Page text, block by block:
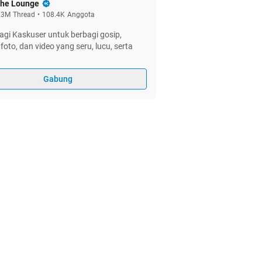
Lounge
Thread • 108.4K Anggota
Kaskuser untuk berbagi gosip,
dan video yang seru, lucu, serta
Gabung